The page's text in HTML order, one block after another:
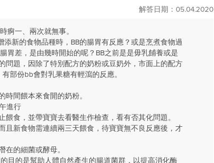
解答日期：05.04.2020
痾一、兩次就無事。
新的食物品種時，BB的腸胃有反應？或是烹煮食物過
胃差，是由幾時開始的呢？BB之前是是毋乳餔養或是
題，因除了特別配方的奶粉或豆奶外，市面上的配方
部份bb會對乳果糖有輕瀉的反應。
間餵本來食開的奶粉。
進行
食，並帶寶寶去看醫生作檢查，看有否其化問題。
且新食物需連續兩三天餵食，待寶寶無不良反應後，才
的細菌或酵母。
目的是幫助人體自然產生的腸道菌群，以提高消化酶